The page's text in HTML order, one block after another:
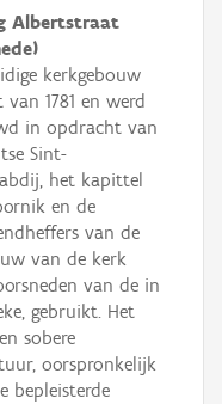
Albertstraat
kerkgebouw
1781 en werd
in opdracht van
Sint-
het kapittel
en de
van de
van de kerk
van de in
gebruikt. Het
sobere
oorspronkelijk
bepleisterde